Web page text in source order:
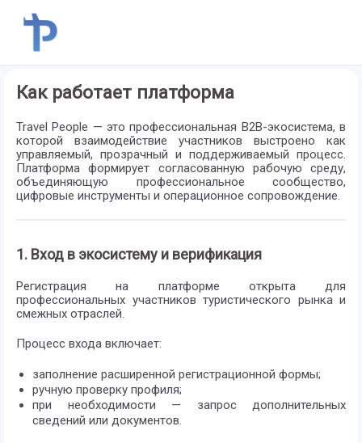
Как работает платформа
Travel People — это профессиональная B2B-экосистема, в
которой взаимодействие участников выстроено как
управляемый, прозрачный и поддерживаемый процесс.
Платформа формирует согласованную рабочую среду,
объединяющую профессиональное сообщество,
цифровые инструменты и операционное сопровождение.
1. Вход в экосистему и верификация
Регистрация на платформе открыта для
профессиональных участников туристического рынка и
смежных отраслей.
Процесс входа включает:
заполнение расширенной регистрационной формы;
ручную проверку профиля;
при необходимости — запрос дополнительных
сведений или документов.